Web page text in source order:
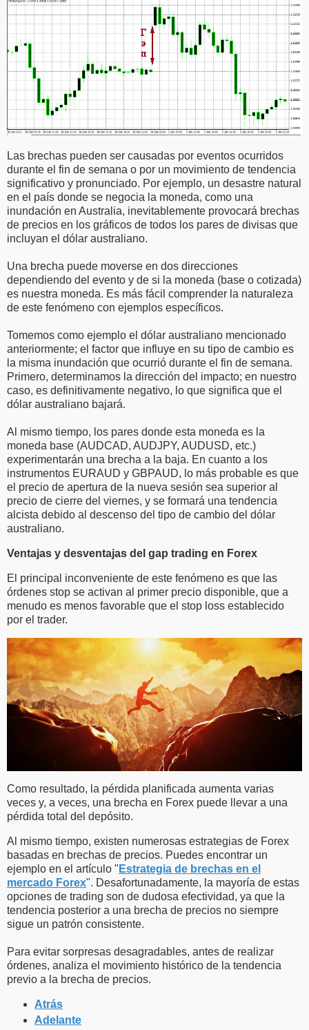
Las brechas pueden ser causadas por eventos ocurridos
durante el fin de semana o por un movimiento de tendencia
significativo y pronunciado. Por ejemplo, un desastre natural
en el país donde se negocia la moneda, como una
inundación en Australia, inevitablemente provocará brechas
de precios en los gráficos de todos los pares de divisas que
incluyan el dólar australiano.
Una brecha puede moverse en dos direcciones
dependiendo del evento y de si la moneda (base o cotizada)
es nuestra moneda. Es más fácil comprender la naturaleza
de este fenómeno con ejemplos específicos.
Tomemos como ejemplo el dólar australiano mencionado
anteriormente; el factor que influye en su tipo de cambio es
la misma inundación que ocurrió durante el fin de semana.
Primero, determinamos la dirección del impacto; en nuestro
caso, es definitivamente negativo, lo que significa que el
dólar australiano bajará.
Al mismo tiempo, los pares donde esta moneda es la
moneda base (AUDCAD, AUDJPY, AUDUSD, etc.)
experimentarán una brecha a la baja. En cuanto a los
instrumentos EURAUD y GBPAUD, lo más probable es que
el precio de apertura de la nueva sesión sea superior al
precio de cierre del viernes, y se formará una tendencia
alcista debido al descenso del tipo de cambio del dólar
australiano.
Ventajas y desventajas del gap trading en Forex
El principal inconveniente de este fenómeno es que las
órdenes stop se activan al primer precio disponible, que a
menudo es menos favorable que el stop loss establecido
por el trader.
Como resultado, la pérdida planificada aumenta varias
veces y, a veces, una brecha en Forex puede llevar a una
pérdida total del depósito.
Al mismo tiempo, existen numerosas estrategias de Forex
basadas en brechas de precios. Puedes encontrar un
ejemplo en el artículo " Estrategia de brechas en el
mercado Forex". Desafortunadamente, la mayoría de estas
opciones de trading son de dudosa efectividad, ya que la
tendencia posterior a una brecha de precios no siempre
sigue un patrón consistente.
Para evitar sorpresas desagradables, antes de realizar
órdenes, analiza el movimiento histórico de la tendencia
previo a la brecha de precios.
Atrás
Adelante